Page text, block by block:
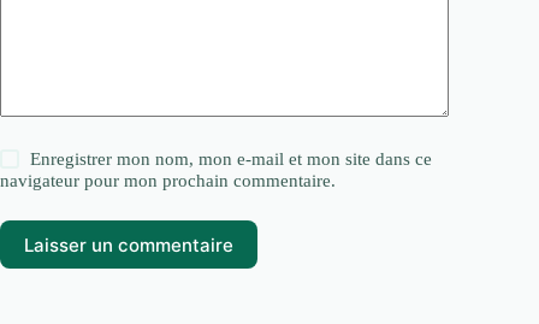
Enregistrer mon nom, mon e-mail et mon site dans ce
navigateur pour mon prochain commentaire.
Laisser un commentaire